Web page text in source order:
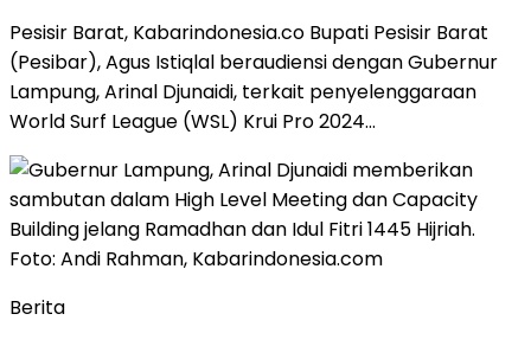
Pesisir Barat, Kabarindonesia.co Bupati Pesisir Barat
(Pesibar), Agus Istiqlal beraudiensi dengan Gubernur
Lampung, Arinal Djunaidi, terkait penyelenggaraan
World Surf League (WSL) Krui Pro 2024…
Berita